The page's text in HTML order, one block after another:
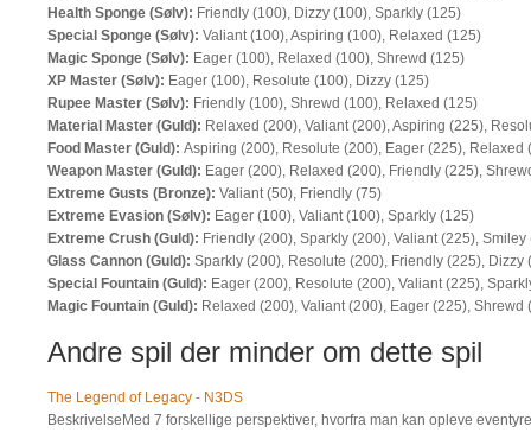
Health Sponge (Sølv): Friendly (100), Dizzy (100), Sparkly (125)
Special Sponge (Sølv): Valiant (100), Aspiring (100), Relaxed (125)
Magic Sponge (Sølv): Eager (100), Relaxed (100), Shrewd (125)
XP Master (Sølv): Eager (100), Resolute (100), Dizzy (125)
Rupee Master (Sølv): Friendly (100), Shrewd (100), Relaxed (125)
Material Master (Guld): Relaxed (200), Valiant (200), Aspiring (225),
Food Master (Guld): Aspiring (200), Resolute (200), Eager (225), Relaxed
Weapon Master (Guld): Eager (200), Relaxed (200), Friendly (225),
Extreme Gusts (Bronze): Valiant (50), Friendly (75)
Extreme Evasion (Sølv): Eager (100), Valiant (100), Sparkly (125)
Extreme Crush (Guld): Friendly (200), Sparkly (200), Valiant (225), Smiley
Glass Cannon (Guld): Sparkly (200), Resolute (200), Friendly (225), Dizzy
Special Fountain (Guld): Eager (200), Resolute (200), Valiant (225),
Magic Fountain (Guld): Relaxed (200), Valiant (200), Eager (225), Shrewd
Andre spil der minder om dette spil
The Legend of Legacy - N3DS
BeskrivelseMed 7 forskellige perspektiver, hvorfra man kan opleve